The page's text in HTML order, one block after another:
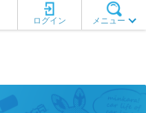
メニュー
ログイン